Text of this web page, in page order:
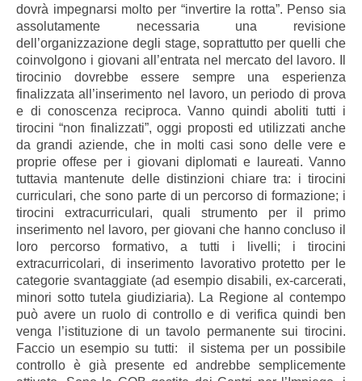
dovrà impegnarsi molto per “invertire la rotta”. Penso sia
assolutamente necessaria una revisione
dell’organizzazione degli stage, soprattutto per quelli che
coinvolgono i giovani all’entrata nel mercato del lavoro. Il
tirocinio dovrebbe essere sempre una esperienza
finalizzata all’inserimento nel lavoro, un periodo di prova
e di conoscenza reciproca. Vanno quindi aboliti tutti i
tirocini “non finalizzati”, oggi proposti ed utilizzati anche
da grandi aziende, che in molti casi sono delle vere e
proprie offese per i giovani diplomati e laureati. Vanno
tuttavia mantenute delle distinzioni chiare tra: i tirocini
curriculari, che sono parte di un percorso di formazione; i
tirocini extracurriculari, quali strumento per il primo
inserimento nel lavoro, per giovani che hanno concluso il
loro percorso formativo, a tutti i livelli; i tirocini
extracurricolari, di inserimento lavorativo protetto per le
categorie svantaggiate (ad esempio disabili, ex-carcerati,
minori sotto tutela giudiziaria). La Regione al contempo
può avere un ruolo di controllo e di verifica quindi ben
venga l’istituzione di un tavolo permanente sui tirocini.
Faccio un esempio su tutti: il sistema per un possibile
controllo è già presente ed andrebbe semplicemente